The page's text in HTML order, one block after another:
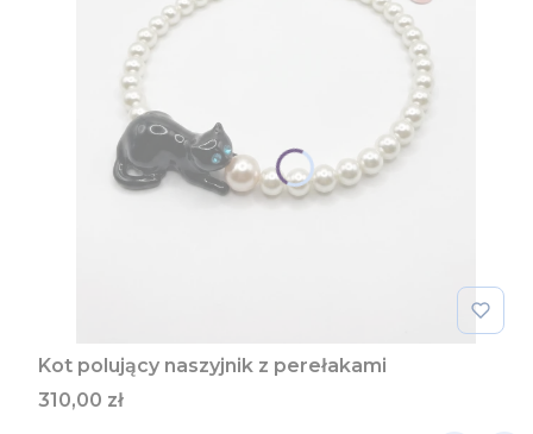
Kot polujący naszyjnik z perełakami
Cena
310,00 zł